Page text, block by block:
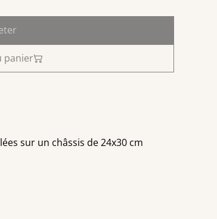
panier
sur un châssis de 24x30 cm